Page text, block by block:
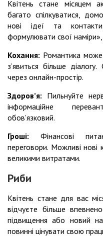
Квітень стане місяцем
багато спілкуватися,
нові ідеї та
формулювати свої
Кохання: Романтика
з’явиться більше
через онлайн-простір.
Здоровʼя: Пильнуйте
інформаційне
обов’язковий.
Гроші: Фінансові
переговори. Можливі нові
великими витратами.
Риби
Квітень стане для вас
відчуєте більше
підвищення або новий
повинні цінувати свою